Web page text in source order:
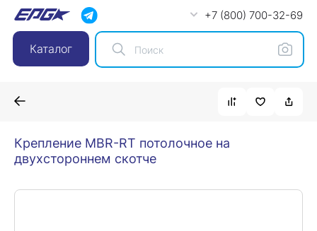
+7 (800) 700-32-69
Каталог
Крепление MBR-RT потолочное на
двухстороннем скотче